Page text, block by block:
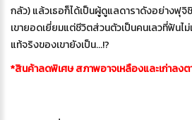
กลัว) แล้วเธอก็ได้เป็นผู้ดูแลดาราดังอย่างฟุจิ
เขายอดเยี่ยมแต่ชีวิตส่วนตัวเป็นคนเลวที่ฟันไ
แท้จริงของเขายังเป็น...!?
*สินค้าลดพิเศษ สภาพอาจเหลืองและเก่าลงต